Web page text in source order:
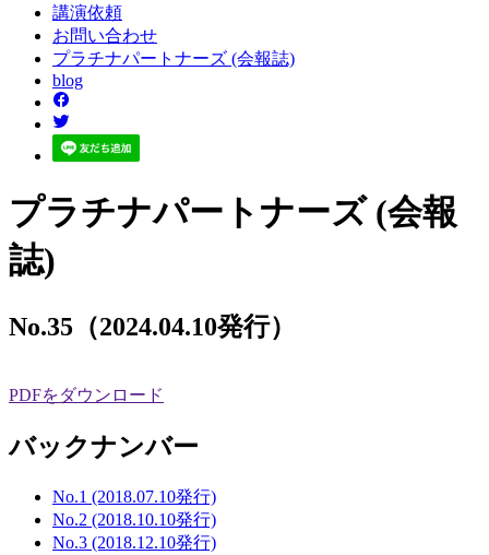
講演依頼
お問い合わせ
プラチナパートナーズ (会報誌)
blog
プラチナパートナーズ (会報
誌)
No.35（2024.04.10発行）
PDFをダウンロード
バックナンバー
No.1 (2018.07.10発行)
No.2 (2018.10.10発行)
No.3 (2018.12.10発行)